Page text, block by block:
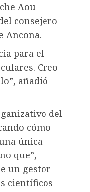
Aou
consejero
Ancona.
para el
Creo
añadió
del
cómo
única
que”,
un gestor
científicos